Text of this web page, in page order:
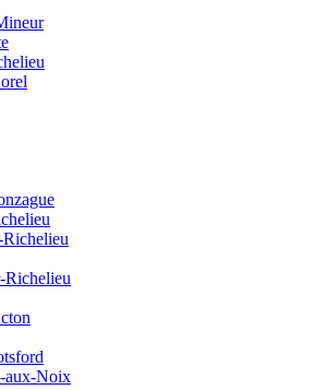
Richelieu
aux-Noix